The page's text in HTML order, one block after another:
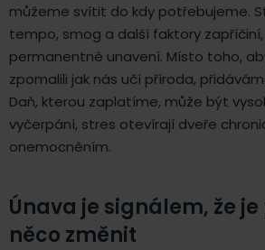
můžeme svítit do kdy potřebujeme.
tempo, smog a další faktory
permanentně unavení. Místo toho,
zpomalili jak nás učí příroda,
Daň, kterou zaplatíme, může být
vyčerpání, stres otevírají dveře
onemocněním.
Únava je signálem, že
něco změnit